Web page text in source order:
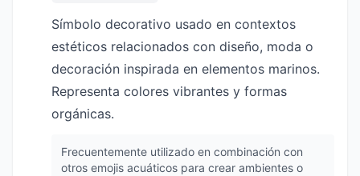
Símbolo decorativo usado en contextos
estéticos relacionados con diseño, moda o
decoración inspirada en elementos marinos.
Representa colores vibrantes y formas
orgánicas.
Frecuentemente utilizado en combinación con
otros emojis acuáticos para crear ambientes o